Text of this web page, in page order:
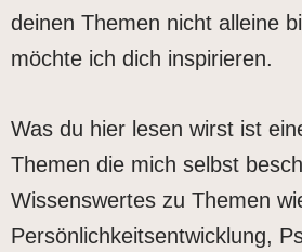
deinen Themen nicht alleine
möchte ich dich inspirieren.
Was du hier lesen wirst ist
Themen die mich selbst
Wissenswertes zu Themen
Persönlichkeitsentwicklung,